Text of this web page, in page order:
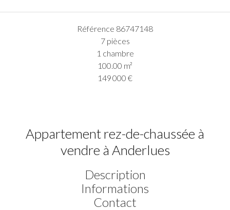
Référence 86747148
7 pièces
1 chambre
100.00 m²
149 000 €
Appartement rez-de-chaussée à
vendre à Anderlues
Description
Informations
Contact